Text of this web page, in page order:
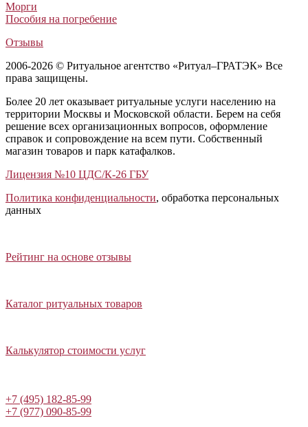
Морги
Пособия на погребение
Отзывы
2006-2026 © Ритуальное агентство «Ритуал–ГРАТЭК» Все
права защищены.
Более 20 лет оказывает ритуальные услуги населению на
территории Москвы и Московской области. Берем на себя
решение всех организационных вопросов, оформление
справок и сопровождение на всем пути. Собственный
магазин товаров и парк катафалков.
Лицензия №10 ЦДС/К-26 ГБУ
Политика конфиденциальности, обработка персональных
данных
Рейтинг на основе отзывы
Каталог ритуальных товаров
Калькулятор стоимости услуг
+7 (495) 182-85-99
+7 (977) 090-85-99